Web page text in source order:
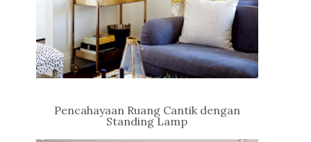
Pencahayaan Ruang Cantik dengan
Standing Lamp